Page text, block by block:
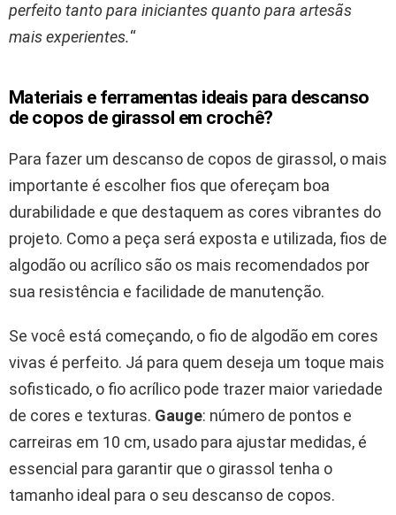
perfeito tanto para iniciantes quanto para artesãs
mais experientes.“
Materiais e ferramentas ideais para descanso
de copos de girassol em crochê?
Para fazer um descanso de copos de girassol, o mais
importante é escolher fios que ofereçam boa
durabilidade e que destaquem as cores vibrantes do
projeto. Como a peça será exposta e utilizada, fios de
algodão ou acrílico são os mais recomendados por
sua resistência e facilidade de manutenção.
Se você está começando, o fio de algodão em cores
vivas é perfeito. Já para quem deseja um toque mais
sofisticado, o fio acrílico pode trazer maior variedade
de cores e texturas. Gauge: número de pontos e
carreiras em 10 cm, usado para ajustar medidas, é
essencial para garantir que o girassol tenha o
tamanho ideal para o seu descanso de copos.